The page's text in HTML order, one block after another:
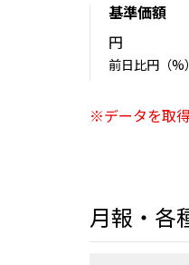
基準価額
円
前日比円（%）
※データを取
月報・各